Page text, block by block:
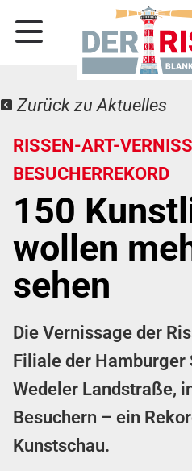
Zurück zu Aktuelles
RISSEN-ART-
BESUCHERREKORD
150
wollen
sehen
Die Vernissage der
Filiale der Hamburger
Wedeler Landstraße,
Besuchern – ein
Kunstschau.